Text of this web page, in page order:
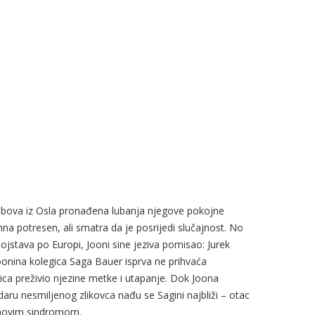
iz Osla pronađena lubanja njegove pokojne
potresen, ali smatra da je posrijedi slučajnost. No
po Europi, Jooni sine jeziva pomisao: Jurek
kolegica Saga Bauer isprva ne prihvaća
preživio njezine metke i utapanje. Dok Joona
nesmiljenog zlikovca nađu se Sagini najbliži – otac
sindromom.